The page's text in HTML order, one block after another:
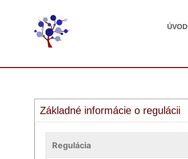
ÚVOD
Základné informácie o regulácii
Regulácia